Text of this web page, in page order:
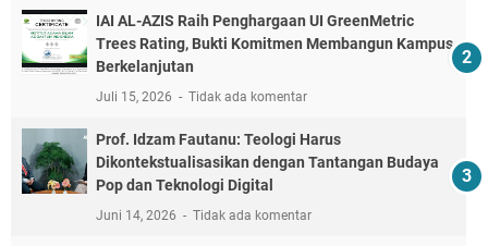
IAI AL-AZIS Raih Penghargaan UI GreenMetric
Trees Rating, Bukti Komitmen Membangun Kampus
Berkelanjutan
Juli 15, 2026 Tidak ada komentar
Prof. Idzam Fautanu: Teologi Harus
Dikontekstualisasikan dengan Tantangan Budaya
Pop dan Teknologi Digital
Juni 14, 2026 Tidak ada komentar